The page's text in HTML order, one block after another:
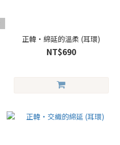
正韓・綿延的溫柔 (耳環)
NT$690